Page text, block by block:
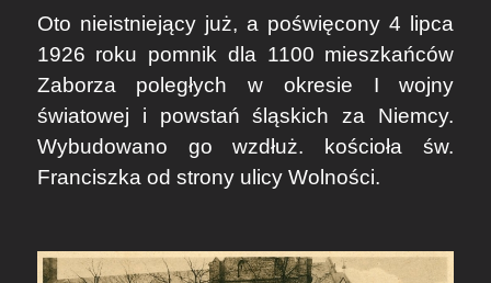
Oto nieistniejący już, a poświęcony 4 lipca
1926 roku pomnik dla 1100 mieszkańców
Zaborza poległych w okresie I wojny
światowej i powstań śląskich za Niemcy.
Wybudowano go wzdłuż. kościoła św.
Franciszka od strony ulicy Wolności.